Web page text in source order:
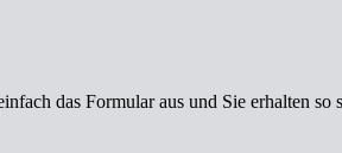
das Formular aus und Sie erhalten